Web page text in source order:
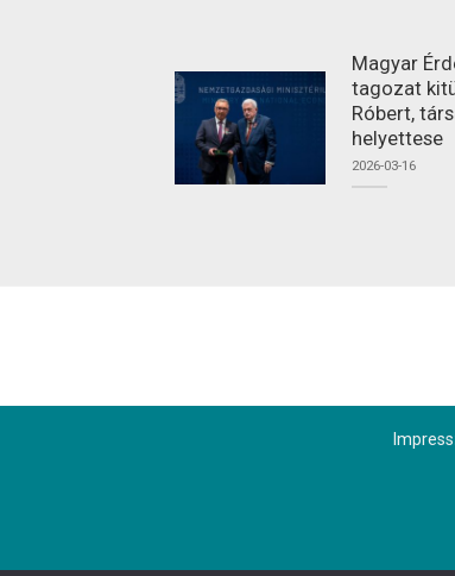
Magyar
tagozat
Róbert,
helyettese
2026-03-16